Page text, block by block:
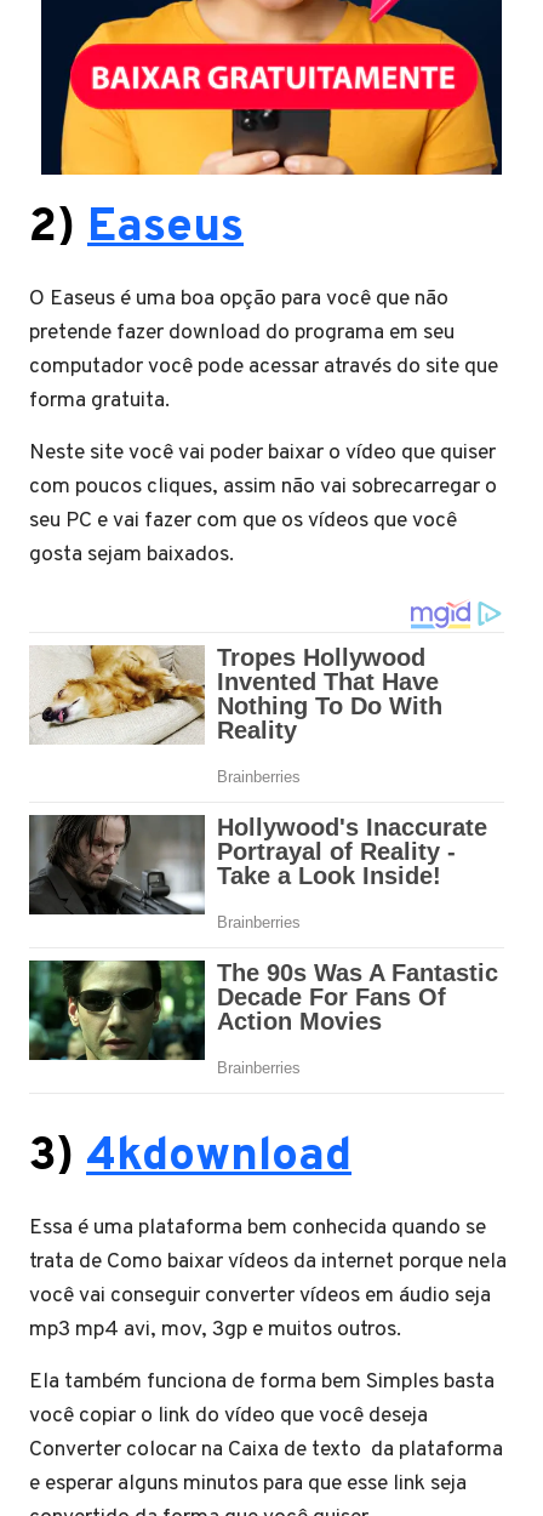
2) Easeus
O Easeus é uma boa opção para você que não
pretende fazer download do programa em seu
computador você pode acessar através do site que
forma gratuita.
Neste site você vai poder baixar o vídeo que quiser
com poucos cliques, assim não vai sobrecarregar o
seu PC e vai fazer com que os vídeos que você
gosta sejam baixados.
3) 4kdownload
Essa é uma plataforma bem conhecida quando se
trata de Como baixar vídeos da internet porque nela
você vai conseguir converter vídeos em áudio seja
mp3 mp4 avi, mov, 3gp e muitos outros.
Ela também funciona de forma bem Simples basta
você copiar o link do vídeo que você deseja
Converter colocar na Caixa de texto da plataforma
e esperar alguns minutos para que esse link seja